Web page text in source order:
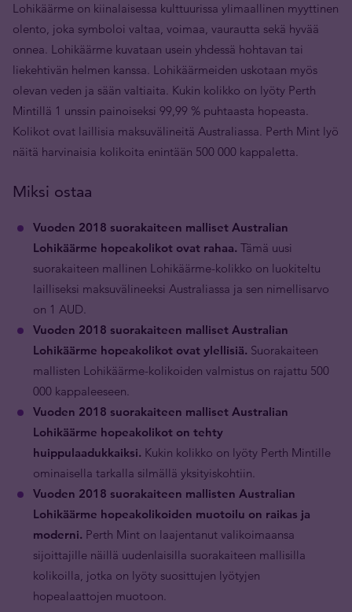
Lohikäärme on kiinalaisessa kulttuurissa ylimaallinen myyttinen
olento, joka symboloi valtaa, voimaa, vaurautta sekä hyvää
onnea. Lohikäärme kuvataan usein yhdessä hohtavan tai
liekehtivän helmen kanssa. Lohikäärmeiden uskotaan myös
olevan veden ja sään valtiaita. Kukin kolikko on lyöty Perth
Mintillä 1 unssin painoiseksi 99,99 % puhtaasta hopeasta.
Kolikot ovat laillisia maksuvälineitä Australiassa. Perth Mint lyö
näitä harvinaisia kolikoita enintään 500 000 kappaletta.
Miksi ostaa
Vuoden 2018 suorakaiteen malliset Australian
Lohikäärme hopeakolikot ovat rahaa. Tämä uusi
suorakaiteen mallinen Lohikäärme-kolikko on luokiteltu
lailliseksi maksuvälineeksi Australiassa ja sen nimellisarvo
on 1 AUD.
Vuoden 2018 suorakaiteen malliset Australian
Lohikäärme hopeakolikot ovat ylellisiä. Suorakaiteen
mallisten Lohikäärme-kolikoiden valmistus on rajattu 500
000 kappaleeseen.
Vuoden 2018 suorakaiteen malliset Australian
Lohikäärme hopeakolikot on tehty
huippulaadukkaiksi. Kukin kolikko on lyöty Perth Mintille
ominaisella tarkalla silmällä yksityiskohtiin.
Vuoden 2018 suorakaiteen mallisten Australian
Lohikäärme hopeakolikoiden muotoilu on raikas ja
moderni. Perth Mint on laajentanut valikoimaansa
sijoittajille näillä uudenlaisilla suorakaiteen mallisilla
kolikoilla, jotka on lyöty suosittujen lyötyjen
hopealaattojen muotoon.